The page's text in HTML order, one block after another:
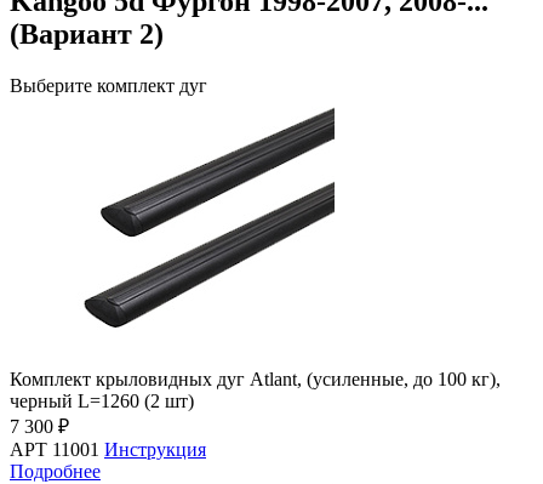
(Вариант 2)
Выберите комплект дуг
Комплект крыловидных дуг Atlant, (усиленные, до 100 кг),
черный L=1260 (2 шт)
7 300 ₽
АРТ 11001 Инструкция
Подробнее